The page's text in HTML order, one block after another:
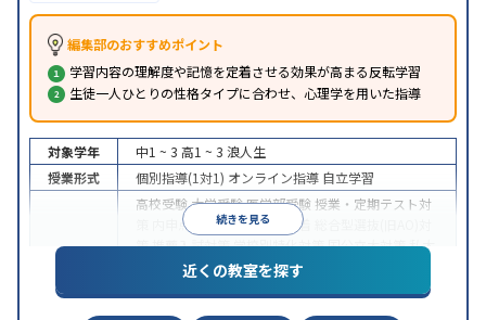
編集部のおすすめポイント
学習内容の理解度や記憶を定着させる効果が高まる反転学習
生徒一人ひとりの性格タイプに合わせ、心理学を用いた指導
続きを見る
対象学年 中1 ~ 3 高1 ~ 3 浪人生
授業形式
個別指導(1対1) オンライン指導 自立学習
高校受験大学受験医学部受験 授業・定期テスト対
内申点対策学習習慣の定着
策推薦入試対策学校別特化対策国公立大対策私大
共通テスト対策英検(英語検定)対策
その
近くの教室を探す